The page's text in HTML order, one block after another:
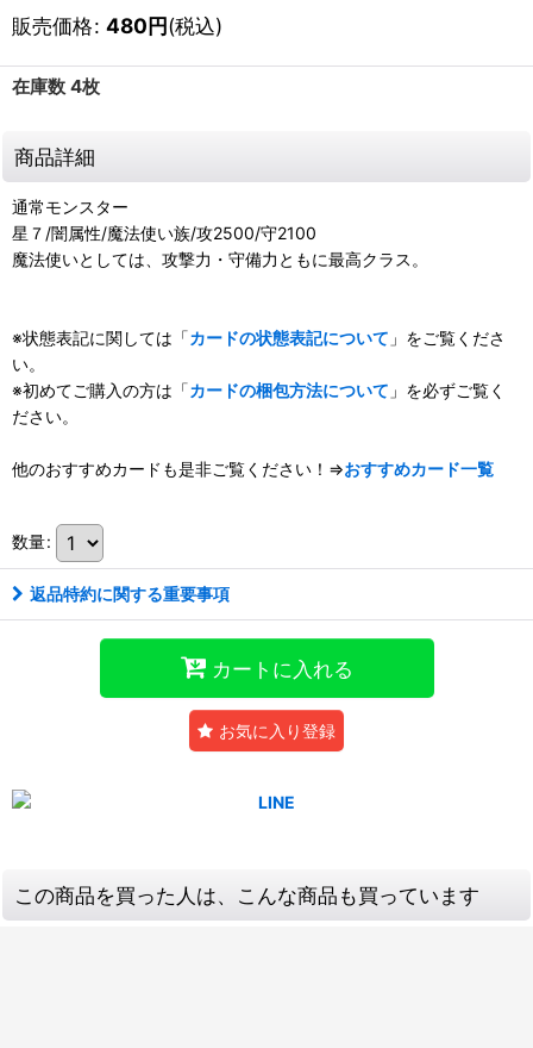
販売価格: 480円(税込)
在庫数 4枚
商品詳細
通常モンスター
星７/闇属性/魔法使い族/攻2500/守2100
魔法使いとしては、攻撃力・守備力ともに最高クラス。
※状態表記に関しては「カードの状態表記について 」をご覧くださ
い。
※初めてご購入の方は「カードの梱包方法について 」を必ずご覧く
ださい。
他のおすすめカードも是非ご覧ください！⇒おすすめカード一覧
数量:
返品特約に関する重要事項
カートに入れる
お気に入り登録
この商品を買った人は、こんな商品も買っています